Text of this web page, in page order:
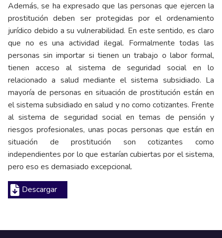
Además, se ha expresado que las personas que ejercen la
prostitución deben ser protegidas por el ordenamiento
jurídico debido a su vulnerabilidad. En este sentido, es claro
que no es una actividad ilegal. Formalmente todas las
personas sin importar si tienen un trabajo o labor formal,
tienen acceso al sistema de seguridad social en lo
relacionado a salud mediante el sistema subsidiado. La
mayoría de personas en situación de prostitución están en
el sistema subsidiado en salud y no como cotizantes. Frente
al sistema de seguridad social en temas de pensión y
riesgos profesionales, unas pocas personas que están en
situación de prostitución son cotizantes como
independientes por lo que estarían cubiertas por el sistema,
pero eso es demasiado excepcional.
Descargar